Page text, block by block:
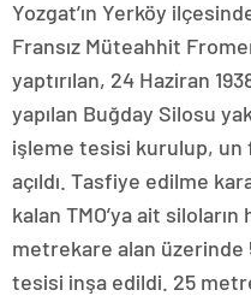
Yozgat’ın Yerköy
Fransız Müteahhit
yaptırılan, 24 Haziran
yapılan Buğday Silosu
işleme tesisi kurulup, un
açıldı. Tasfiye edilme
kalan TMO’ya ait
metrekare alan üzerinde
tesisi inşa edildi. 25